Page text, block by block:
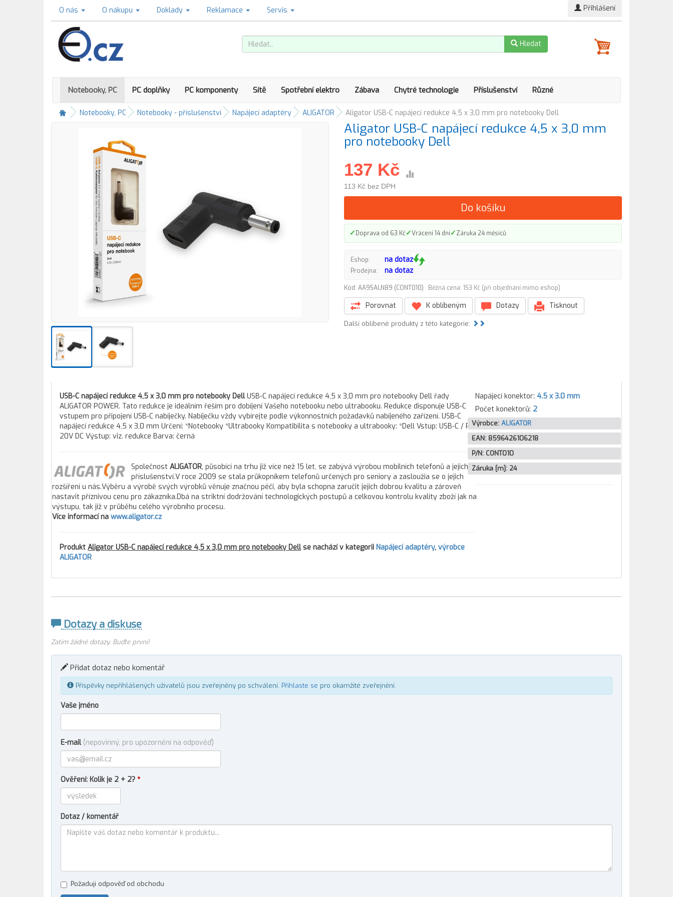
O nás O nákupu Doklady Reklamace Servis Přihlášení
Hledat
Notebooky, PC PC doplňky PC komponenty Sítě Spotřební elektro Zábava Chytré technologie Příslušenství Různé
Notebooky, PC Notebooky - příslušenství Napájecí adaptéry ALIGATOR Aligator USB-C napájecí redukce 4,5 x 3,0 mm pro notebooky Dell
Aligator USB-C napájecí redukce 4,5 x 3,0 mm
pro notebooky Dell
137 Kč
113 Kč bez DPH
Do košíku
✓Doprava od 63 Kč✓Vrácení 14 dní✓Záruka 24 měsíců
Eshop: na dotaz
Prodejna: na dotaz
Kód: AA95ALN89 (CONT010) Běžná cena: 153 Kč (při objednání mimo eshop)
Porovnat K oblíbeným Dotazy Tisknout
Další oblíbené produkty z této kategorie:
USB-C napájecí redukce 4,5 x 3,0 mm pro notebooky DellUSB-C napájecí redukce 4,5 x 3,0 mm pro notebooky Dell řady
ALIGATOR POWER. Tato redukce je ideálním řeším pro dobíjení Vašeho notebooku nebo ultrabooku. Redukce disponuje USB-C
vstupem pro připojení USB-C nabíječky. Nabíječku vždy vybírejte podle výkonnostních požadavků nabíjeného zařízení. USB-C
napájecí redukce 4,5 x 3,0 mm Určení: *Notebooky *Ultrabooky Kompatibilita s notebooky a ultrabooky: *Dell Vstup: USB-C / PD
20V DC Výstup: viz. redukce Barva: černá
Společnost ALIGATOR, působící na trhu již více než 15 let, se zabývá výrobou mobilních telefonů a jejich
příslušenství.V roce 2009 se stala průkopníkem telefonů určených pro seniory a zasloužia se o jejich
rozšíření u nás.Výběru a výrobě svých výrobků věnuje značnou péči, aby byla schopna zaručit jejich dobrou kvalitu a zároveň
nastavit příznivou cenu pro zákazníka.Dbá na striktní dodržování technologických postupů a celkovou kontrolu kvality zboží jak na
výstupu, tak již v průběhu celého výrobního procesu.
Více informací na www.aligator.cz
Produkt Aligator USB-C napájecí redukce 4,5 x 3,0 mm pro notebooky Dellse nachází v kategorii Napájecí adaptéry, výrobce
ALIGATOR
Napájecí konektor: 4.5 x 3.0 mm
Počet konektorů: 2
Výrobce: ALIGATOR
EAN: 8596426106218
P/N: CONT010
Záruka [m]: 24
Dotazy a diskuse
Zatím žádné dotazy. Buďte první!
Přidat dotaz nebo komentář
Příspěvky nepřihlášených uživatelů jsou zveřejněny po schválení. Přihlaste se pro okamžité zveřejnění.
Vaše jméno
E-mail (nepovinný, pro upozornění na odpověď)
Ověření: Kolik je 2 + 2? *
Dotaz / komentář
Požaduji odpověď od obchodu